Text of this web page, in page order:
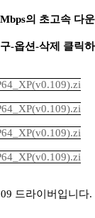
의 초고속 다운
-옵션-삭제 클릭하
드라이버입니다.